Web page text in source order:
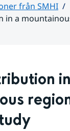
från SMHI
in a